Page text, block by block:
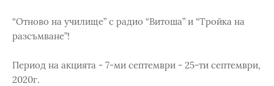
“Отново на училище” с радио “Витоша” и “Тройка на
разсъмване”!
Период на акцията - 7-ми септември - 25-ти септември,
2020г.